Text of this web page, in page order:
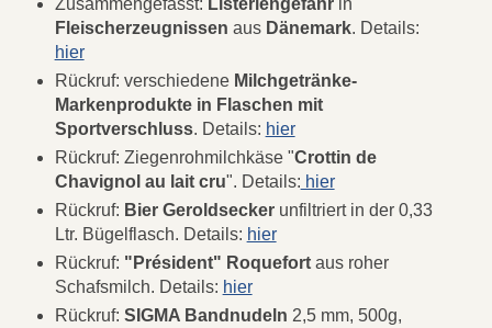
Zusammengefasst: Listeriengefahrin
Fleischerzeugnissen aus Dänemark. Details:
hier
Rückruf: verschiedene Milchgetränke-
Markenprodukte in Flaschen mit
Sportverschluss. Details: hier
Rückruf: Ziegenrohmilchkäse "Crottin de
Chavignol au lait cru". Details: hier
Rückruf: Bier Geroldseckerunfiltriert in der 0,33
Ltr. Bügelflasch. Details: hier
Rückruf: "Président" Roquefortaus roher
Schafsmilch. Details: hier
Rückruf: SIGMA Bandnudeln 2,5 mm, 500g,